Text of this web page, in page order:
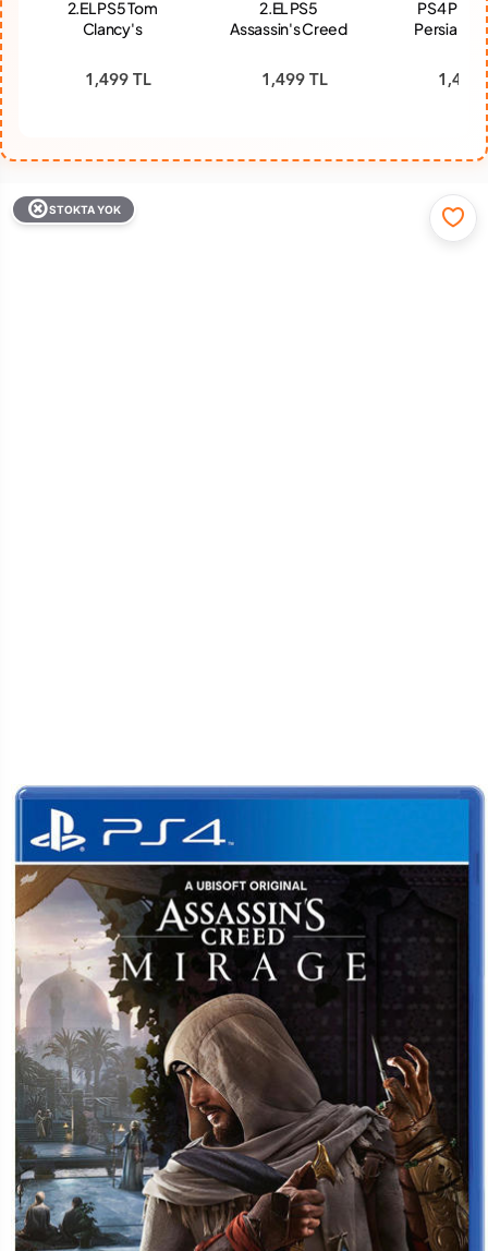
2.EL PS5 Tom
Clancy's
Siege Deluxe
Edition Oyun
1,499 TL
2.EL PS5
Assassin's Creed
1,499 TL
PS4
Persia
Crown
1,479
STOKTA YOK